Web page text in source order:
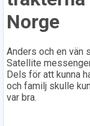
Norge
Anders och en vän
Satellite
Dels för att kunna
och familj skulle
var bra.